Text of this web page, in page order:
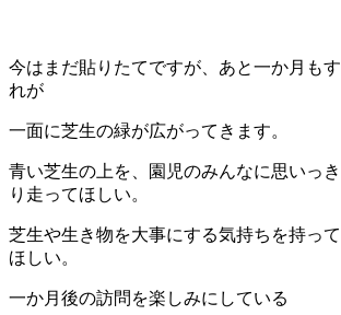
今はまだ貼りたてですが、あと一か月もす
れが
一面に芝生の緑が広がってきます。
青い芝生の上を、園児のみんなに思いっき
り走ってほしい。
芝生や生き物を大事にする気持ちを持って
ほしい。
一か月後の訪問を楽しみにしている